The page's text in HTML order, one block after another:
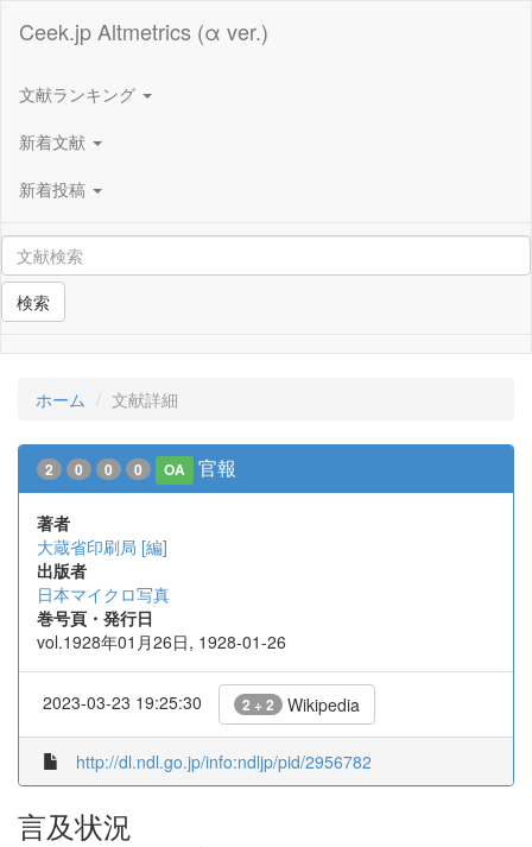
Ceek.jp Altmetrics (α ver.)
文献ランキング
新着文献
新着投稿
検索
ホーム 文献詳細
2 0 0 0 OA 官報
著者
大蔵省印刷局 [編]
出版者
日本マイクロ写真
巻号頁・発行日
vol.1928年01月26日, 1928-01-26
2023-03-23 19:25:30 2 + 2 Wikipedia
http://dl.ndl.go.jp/info:ndljp/pid/2956782
言及状況